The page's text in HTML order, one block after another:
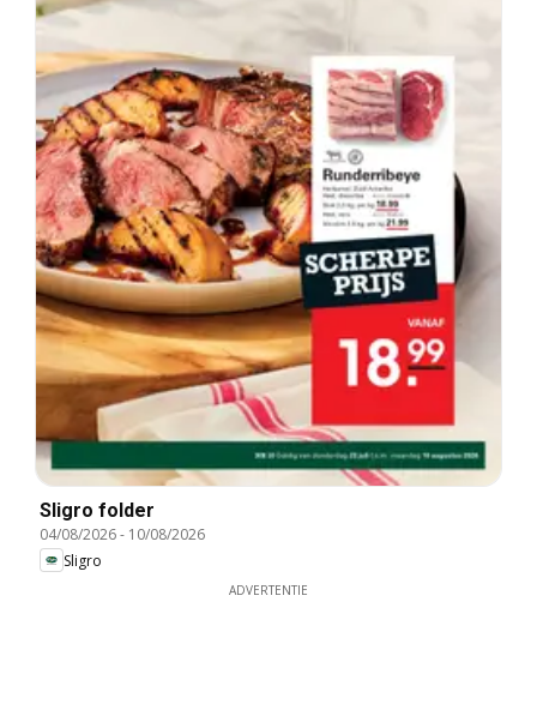
Sligro folder
04/08/2026- 10/08/2026
Sligro
ADVERTENTIE